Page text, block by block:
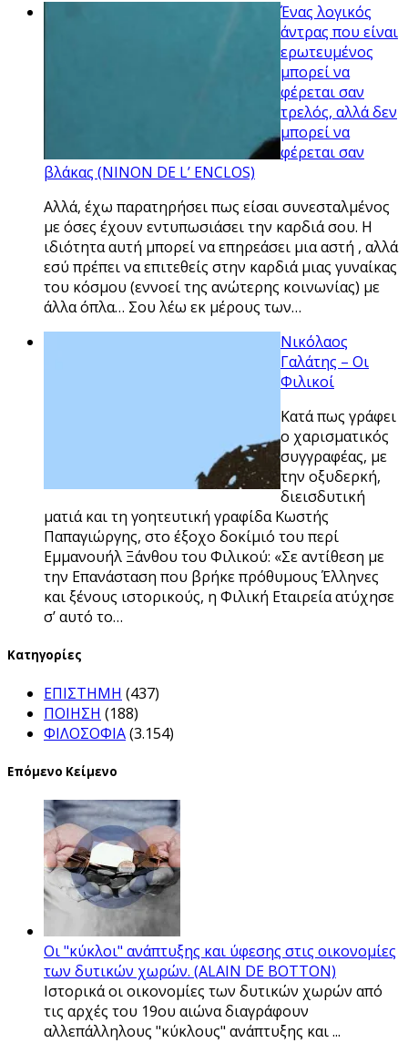
Ένας λογικός
άντρας που είναι
ερωτευμένος
μπορεί να
φέρεται σαν
τρελός, αλλά δεν
μπορεί να
φέρεται σαν
βλάκας (NINON DE L’ ENCLOS)
Αλλά, έχω παρατηρήσει πως είσαι συνεσταλμένος
με όσες έχουν εντυπωσιάσει την καρδιά σου. Η
ιδιότητα αυτή μπορεί να επηρεάσει μια αστή , αλλά
εσύ πρέπει να επιτεθείς στην καρδιά μιας γυναίκας
του κόσμου (εννοεί της ανώτερης κοινωνίας) με
άλλα όπλα… Σου λέω εκ μέρους των…
Νικόλαος
Γαλάτης – Οι
Φιλικοί
Κατά πως γράφει
ο χαρισματικός
συγγραφέας, με
την οξυδερκή,
διεισδυτική
ματιά και τη γοητευτική γραφίδα Κωστής
Παπαγιώργης, στο έξοχο δοκίμιό του περί
Εμμανουήλ Ξάνθου του Φιλικού: «Σε αντίθεση με
την Επανάσταση που βρήκε πρόθυμους Έλληνες
και ξένους ιστορικούς, η Φιλική Εταιρεία ατύχησε
σ’ αυτό το…
Kατηγορίες
ΕΠΙΣΤΗΜΗ (437)
ΠΟΙΗΣΗ (188)
ΦΙΛΟΣΟΦΙΑ(3.154)
Επόμενο Κείμενο
Οι "κύκλοι" ανάπτυξης και ύφεσης στις οικονομίες
των δυτικών χωρών. (ALAIN DE BOTTON)
Ιστορικά οι οικονομίες των δυτικών χωρών από
τις αρχές του 19ου αιώνα διαγράφουν
αλλεπάλληλους "κύκλους" ανάπτυξης και ...